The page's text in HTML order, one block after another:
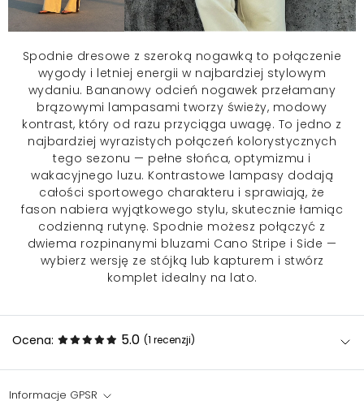
Spodnie dresowe z szeroką nogawką to połączenie
wygody i letniej energii w najbardziej stylowym
wydaniu. Bananowy odcień nogawek przełamany
brązowymi lampasami tworzy świeży, modowy
kontrast, który od razu przyciąga uwagę. To jedno z
najbardziej wyrazistych połączeń kolorystycznych
tego sezonu — pełne słońca, optymizmu i
wakacyjnego luzu. Kontrastowe lampasy dodają
całości sportowego charakteru i sprawiają, że
fason nabiera wyjątkowego stylu, skutecznie łamiąc
codzienną rutynę. Spodnie możesz połączyć z
dwiema rozpinanymi bluzami Cano Stripe i Side —
wybierz wersję ze stójką lub kapturem i stwórz
komplet idealny na lato.
Ocena: 5.0 (1 recenzji)
Informacje GPSR